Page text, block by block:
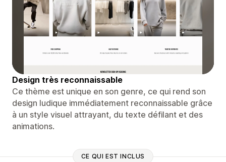
Design très reconnaissable
Ce thème est unique en son genre, ce qui rend son
design ludique immédiatement reconnaissable grâce
à un style visuel attrayant, du texte défilant et des
animations.
CE QUI EST INCLUS